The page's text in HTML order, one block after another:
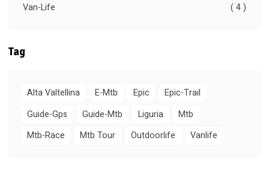
Van-Life
( 4 )
Tag
Alta Valtellina E-Mtb Epic
Epic-Trail
Guide-Gps
Guide-Mtb Liguria
Mtb
Mtb-Race
Mtb Tour Outdoorlife Vanlife